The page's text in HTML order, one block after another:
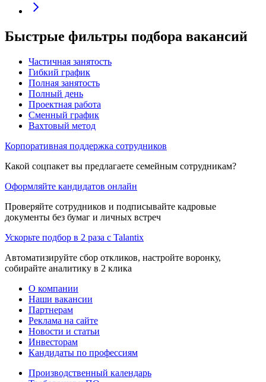
Быстрые фильтры подбора вакансий
Частичная занятость
Гибкий график
Полная занятость
Полный день
Проектная работа
Сменный график
Вахтовый метод
Корпоративная поддержка сотрудников
Какой соцпакет вы предлагаете семейным сотрудникам?
Оформляйте кандидатов онлайн
Проверяйте сотрудников и подписывайте кадровые
документы без бумаг и личных встреч
Ускорьте подбор в 2 раза с Talantix
Автоматизируйте сбор откликов, настройте воронку,
собирайте аналитику в 2 клика
О компании
Наши вакансии
Партнерам
Реклама на сайте
Новости и статьи
Инвесторам
Кандидаты по профессиям
Производственный календарь